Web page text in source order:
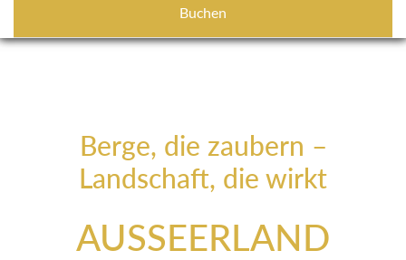
Buchen
Berge, die zaubern –
Landschaft, die wirkt
AUSSEERLAND